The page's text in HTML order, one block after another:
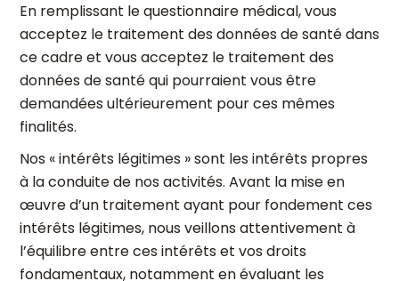
En remplissant le questionnaire médical, vous
acceptez le traitement des données de santé dans
ce cadre et vous acceptez le traitement des
données de santé qui pourraient vous être
demandées ultérieurement pour ces mêmes
finalités.
Nos « intérêts légitimes » sont les intérêts propres
à la conduite de nos activités. Avant la mise en
œuvre d’un traitement ayant pour fondement ces
intérêts légitimes, nous veillons attentivement à
l’équilibre entre ces intérêts et vos droits
fondamentaux, notamment en évaluant les